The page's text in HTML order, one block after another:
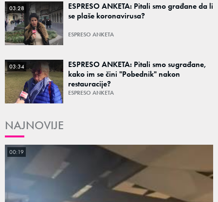
03:28
ESPRESO ANKETA: Pitali smo građane da li
se plaše koronavirusa?
ESPRESO ANKETA
03:34
ESPRESO ANKETA: Pitali smo sugrađane,
kako im se čini "Pobednik" nakon
restauracije?
ESPRESO ANKETA
NAJNOVIJE
00:19